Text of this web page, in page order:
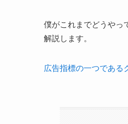
僕がこれまでどうやっ
解説します。
広告指標の一つである